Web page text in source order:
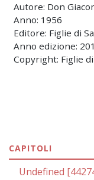
Autore: Don
Anno: 1956
Editore: Figlie di
Anno edizione:
Copyright: Figlie
CAPITOLI
Undefined